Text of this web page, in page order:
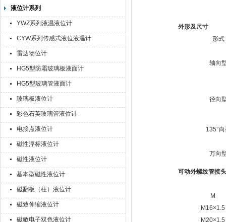
液位计系列
YWZ系列液温液位计
CYW系列传感式液位液温计
雷达物位计
HG5型防霜玻璃板液面计
HG5型玻璃管液面计
玻璃板液位计
彩色石英玻璃管液位计
电接点液位计
磁性浮标液位计
磁性液位计
基本型磁性液位计
磁翻板（柱）液位计
磁致伸缩液位计
磁敏电子双色液位计
外形及尺寸
形式
轴向
径向
135°
万向
可动外螺纹管接
M
M16×1.5
M20×1.5